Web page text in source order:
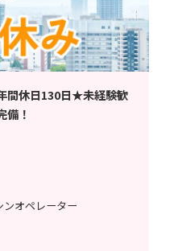
間休日130日★未経験歓
備！
オペレーター